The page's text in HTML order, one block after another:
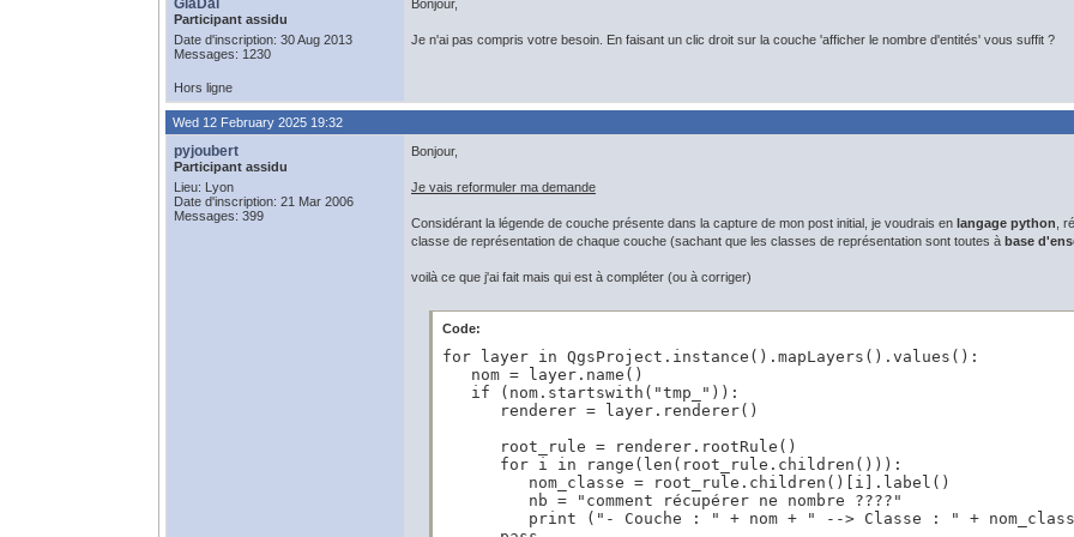
GlaDal
Participant assidu
Date d'inscription: 30 Aug 2013
Messages: 1230
Bonjour,
Je n'ai pas compris votre besoin. En faisant un clic droit sur la couche 'afficher le nombre d'entités' vous suffit ?
Hors ligne
Wed 12 February 2025 19:32
pyjoubert
Participant assidu
Lieu: Lyon
Date d'inscription: 21 Mar 2006
Messages: 399
Bonjour,
Je vais reformuler ma demande
Considérant la légende de couche présente dans la capture de mon post initial, je voudrais en langage python ,
classe de représentation de chaque couche (sachant que les classes de représentation sont toutes à base
voilà ce que j'ai fait mais qui est à compléter (ou à corriger)
Code:
for layer in QgsProject.instance().mapLayers().values():
   nom = layer.name()
   if (nom.startswith("tmp_")):
      renderer = layer.renderer()
      root_rule = renderer.rootRule()
      for i in range(len(root_rule.children())):
         nom_classe = root_rule.children()[i].label()
         nb = "comment récupérer ne nombre ????"
print ("- Couche : " + nom + " --> Classe : " +